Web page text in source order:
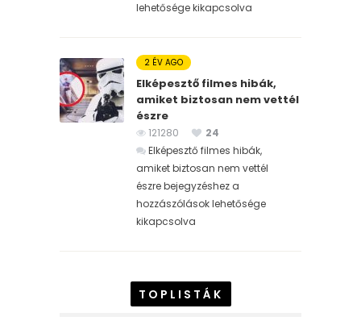
lehetősége kikapcsolva
2 ÉV AGO
Elképesztő filmes hibák,
amiket biztosan nem vettél
észre
121280
24
Elképesztő filmes hibák,
amiket biztosan nem vettél
észre bejegyzéshez a
hozzászólások lehetősége
kikapcsolva
TOPLISTÁK